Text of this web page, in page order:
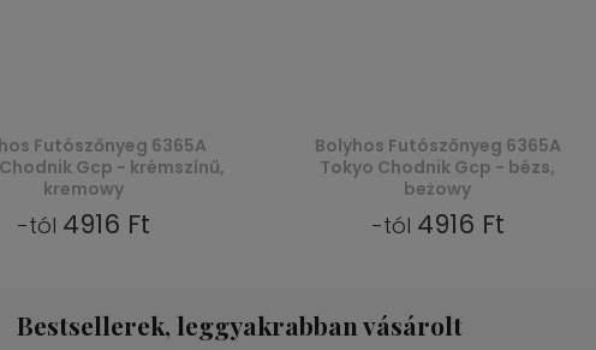
Futószőnyeg 6365A
Gcp - krémszínű,
kremowy
-tól 4916 Ft
Bolyhos Futószőnyeg 6365A
Tokyo Chodnik Gcp - bézs,
beżowy
-tól 4916 Ft
Bestsellerek, leggyakrabban vásárolt